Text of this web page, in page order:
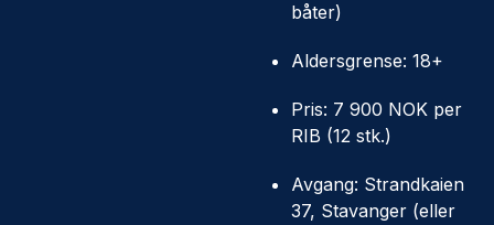
båter)
Aldersgrense: 18+
Pris: 7 900 NOK per
RIB (12 stk.)
Avgang: Strandkaien
37, Stavanger (eller